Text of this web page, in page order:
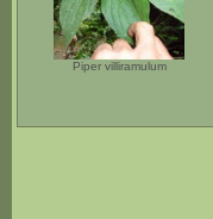
Piper villiramulum